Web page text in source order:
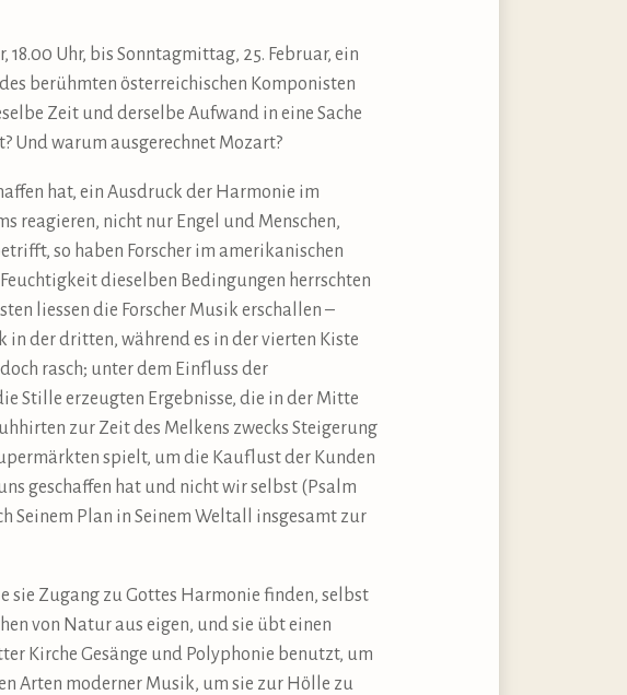
Uhr, bis Sonntagmittag, 25. Februar, ein
berühmten österreichischen Komponisten
Zeit und derselbe Aufwand in eine Sache
Und warum ausgerechnet Mozart?
hat, ein Ausdruck der Harmonie im
reagieren, nicht nur Engel und Menschen,
so haben Forscher im amerikanischen
dieselben Bedingungen herrschten
liessen die Forscher Musik erschallen –
in der dritten, während es in der vierten Kiste
rasch; unter dem Einfluss der
Stille erzeugten Ergebnisse, die in der Mitte
zur Zeit des Melkens zwecks Steigerung
spielt, um die Kauflust der Kunden
geschaffen hat und nicht wir selbst (Psalm
Seinem Plan in Seinem Weltall insgesamt zur
sie Zugang zu Gottes Harmonie finden, selbst
von Natur aus eigen, und sie übt einen
Kirche Gesänge und Polyphonie benutzt, um
Arten moderner Musik, um sie zur Hölle zu